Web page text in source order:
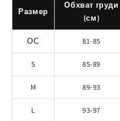
Размер
Обхват груди
(см)
ОС 81-85
S 85-89
M 89-93
L 93-97